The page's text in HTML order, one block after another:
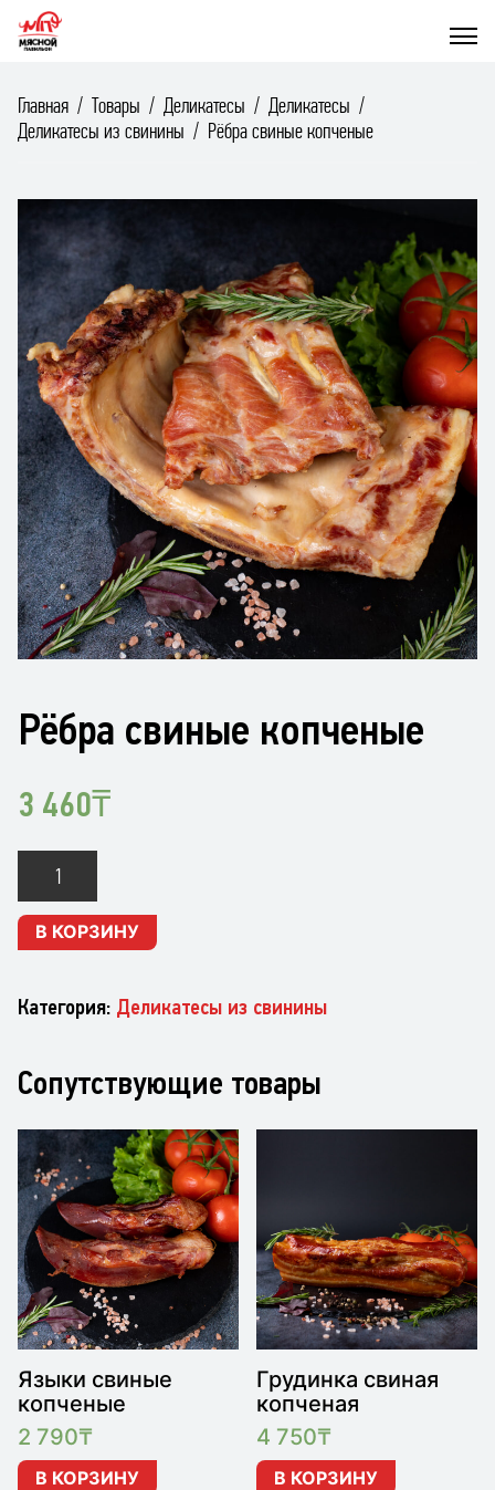
Главная Товары Деликатесы
Деликатесы
Деликатесы из свинины
Рёбра свиные копченые
Рёбра свиные копченые
3 460₸
Рёбра
свиные
копченые
В КОРЗИНУ
Категория: Деликатесы из свинины
Сопутствующие товары
Языки свиные
копченые
2 790₸
В КОРЗИНУ
Грудинка свиная
копченая
4 750₸
В КОРЗИНУ